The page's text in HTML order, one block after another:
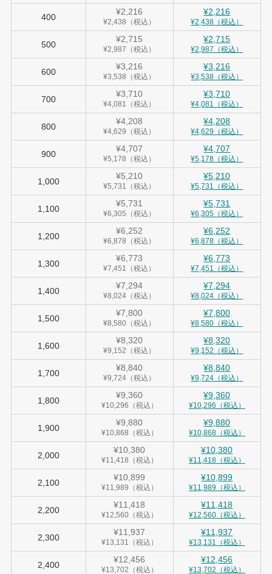
400
¥2,216
¥2,438（税込）
¥2,216
¥2,438（税込）
500
¥2,715
¥2,987（税込）
¥2,715
¥2,987（税込）
600
¥3,216
¥3,538（税込）
¥3,216
¥3,538（税込）
700
¥3,710
¥4,081（税込）
¥3,710
¥4,081（税込）
800
¥4,208
¥4,629（税込）
¥4,208
¥4,629（税込）
900
¥4,707
¥5,178（税込）
¥4,707
¥5,178（税込）
1,000
¥5,210
¥5,731（税込）
¥5,210
¥5,731（税込）
1,100
¥5,731
¥6,305（税込）
¥5,731
¥6,305（税込）
1,200
¥6,252
¥6,878（税込）
¥6,252
¥6,878（税込）
1,300
¥6,773
¥7,451（税込）
¥6,773
¥7,451（税込）
1,400
¥7,294
¥8,024（税込）
¥7,294
¥8,024（税込）
1,500
¥7,800
¥8,580（税込）
¥7,800
¥8,580（税込）
1,600
¥8,320
¥9,152（税込）
¥8,320
¥9,152（税込）
1,700
¥8,840
¥9,724（税込）
¥8,840
¥9,724（税込）
1,800
¥9,360
¥10,296（税込）
¥9,360
¥10,296（税込）
1,900
¥9,880
¥10,868（税込）
¥9,880
¥10,868（税込）
2,000
¥10,380
¥11,418（税込）
¥10,380
¥11,418（税込）
2,100
¥10,899
¥11,989（税込）
¥10,899
¥11,989（税込）
2,200
¥11,418
¥12,560（税込）
¥11,418
¥12,560（税込）
2,300
¥11,937
¥13,131（税込）
¥11,937
¥13,131（税込）
2,400
¥12,456
¥13,702（税込）
¥12,456
¥13,702（税込）